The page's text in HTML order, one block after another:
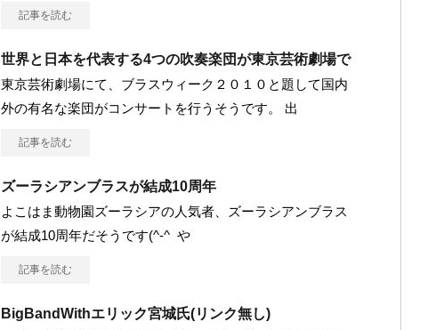
記事を読む
世界と日本を代表する4つの吹奏楽団が東京芸術劇場で
東京芸術劇場にて、ブラスウィーク２０１０と題して国内
外の有名な楽団がコンサートを行うそうです。 出
記事を読む
ズーラシアンブラスが結成10周年
よこはま動物園ズーラシアの人気者、ズーラシアンブラス
が結成10周年だそうです(^-^ や
記事を読む
BigBandWithエリック宮城氏(リンク無し)